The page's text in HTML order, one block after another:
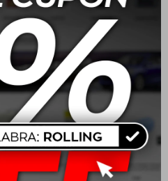
Cobril Agua Radiador 5L
- Roja
$241